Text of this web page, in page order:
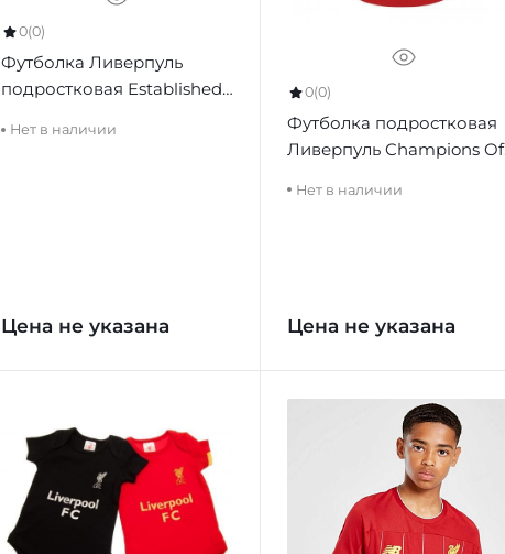
0(0)
Футболка Ливерпуль
подростковая Established
Нет в наличии
Цена не указана
0(0)
Футболка подростковая
Ливерпуль Champions Of
Нет в наличии
Цена не указана